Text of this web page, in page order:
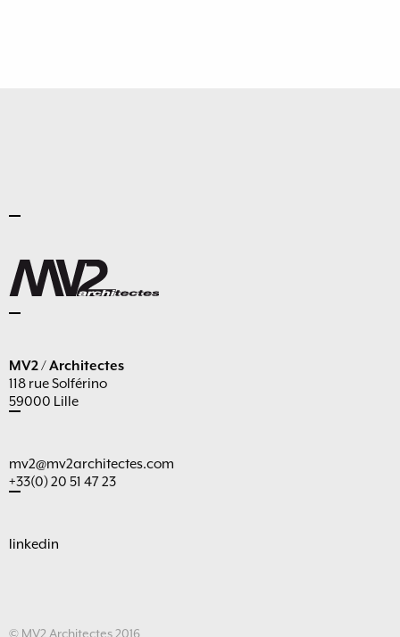
MV2 / Architectes
118 rue Solférino
59000 Lille
mv2@mv2architectes.com
+33(0) 20 51 47 23
linkedin
© MV2 Architectes 2016